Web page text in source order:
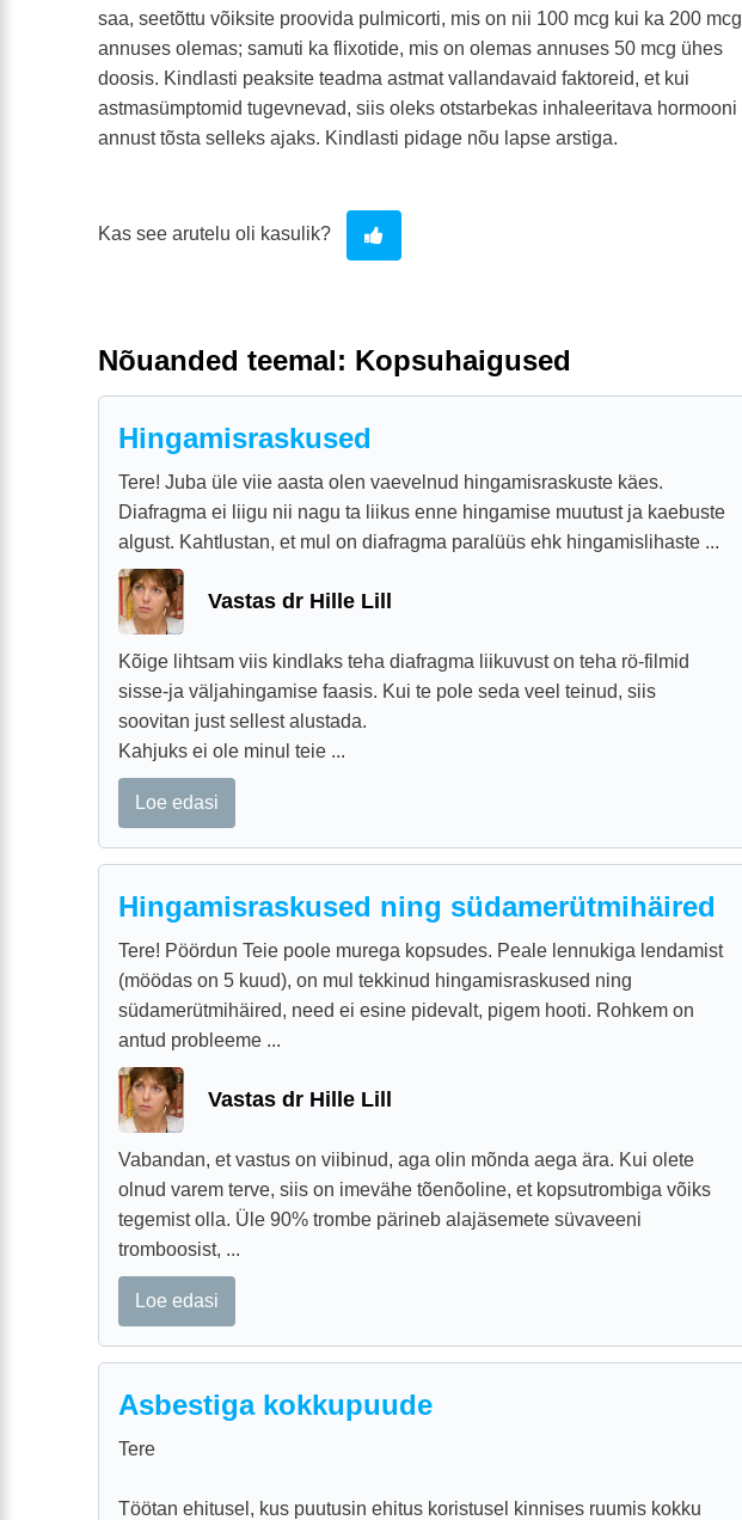
saa, seetõttu võiksite proovida pulmicorti, mis on nii 100 mcg kui ka 200 mcg
annuses olemas; samuti ka flixotide, mis on olemas annuses 50 mcg ühes
doosis. Kindlasti peaksite teadma astmat vallandavaid faktoreid, et kui
astmasümptomid tugevnevad, siis oleks otstarbekas inhaleeritava hormooni
annust tõsta selleks ajaks. Kindlasti pidage nõu lapse arstiga.
Kas see arutelu oli kasulik?
Nõuanded teemal: Kopsuhaigused
Hingamisraskused
Tere! Juba üle viie aasta olen vaevelnud hingamisraskuste käes.
Diafragma ei liigu nii nagu ta liikus enne hingamise muutust ja kaebuste
algust. Kahtlustan, et mul on diafragma paralüüs ehk hingamislihaste ...
Vastas dr Hille Lill
Kõige lihtsam viis kindlaks teha diafragma liikuvust on teha rö-filmid
sisse-ja väljahingamise faasis. Kui te pole seda veel teinud, siis
soovitan just sellest alustada.
Kahjuks ei ole minul teie ...
Loe edasi
Hingamisraskused ning südamerütmihäired
Tere! Pöördun Teie poole murega kopsudes. Peale lennukiga lendamist
(möödas on 5 kuud), on mul tekkinud hingamisraskused ning
südamerütmihäired, need ei esine pidevalt, pigem hooti. Rohkem on
antud probleeme ...
Vastas dr Hille Lill
Vabandan, et vastus on viibinud, aga olin mõnda aega ära. Kui olete
olnud varem terve, siis on imevähe tõenõoline, et kopsutrombiga võiks
tegemist olla. Üle 90% trombe pärineb alajäsemete süvaveeni
tromboosist, ...
Loe edasi
Asbestiga kokkupuude
Tere
Töötan ehitusel, kus puutusin ehitus koristusel kinnises ruumis kokku